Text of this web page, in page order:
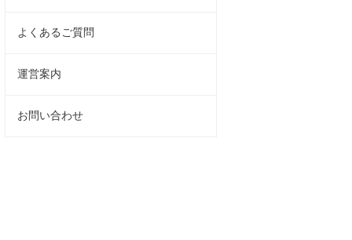
よくあるご質問
運営案内
お問い合わせ